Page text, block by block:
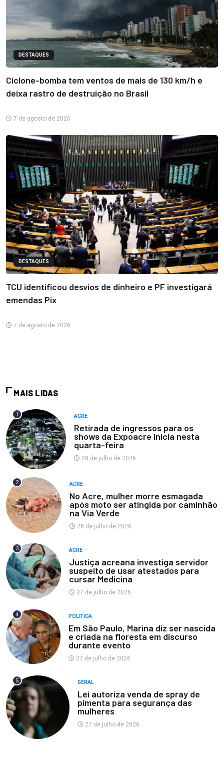
DESTAQUES
Ciclone-bomba tem ventos de mais de 130 km/h e
deixa rastro de destruição no Brasil
7 de agosto de 2026
DESTAQUES
TCU identificou desvios de dinheiro e PF investigará
emendas Pix
7 de agosto de 2026
MAIS LIDAS
1 ACRE
Retirada de ingressos para os
shows da Expoacre inicia nesta
quarta-feira
28 de julho de 2026
2 ACRE
No Acre, mulher morre esmagada
após moto ser atingida por caminhão
na Via Verde
28 de julho de 2026
3 ACRE
Justiça acreana investiga servidor
suspeito de usar atestados para
cursar Medicina
27 de julho de 2026
4 POLÍTICA
Em São Paulo, Marina diz ser nascida
e criada na floresta em discurso
durante evento
27 de julho de 2026
5 GERAL
Lei autoriza venda de spray de
pimenta para segurança das
mulheres
27 de julho de 2026